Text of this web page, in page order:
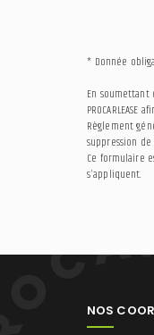
* Donnée
En
Règlement
suppression de
Ce formulaire
s'appliquent.
NOS